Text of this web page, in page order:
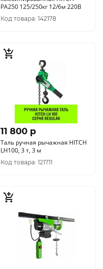
РА250 125/250кг 12/6м 220В
Код товара: 142178
11 800 p
Таль ручная рычажная HITCH
LH100, 3 т, 3 м
Код товара: 121711